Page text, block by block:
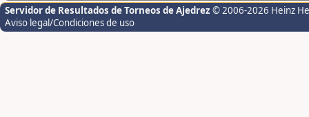
Servidor de Resultados de Torneos de Ajedrez © 2006-2026 Heinz
Aviso legal/Condiciones de uso